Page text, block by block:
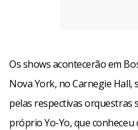
Os shows acontecerão em
Nova York, no Carnegie
pelas respectivas orquestras
próprio Yo-Yo, que